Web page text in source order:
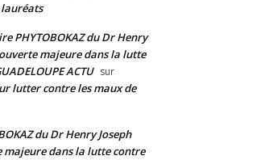
lauréats
PHYTOBOKAZ du Dr Henry
majeure dans la lutte
ACTU sur
lutter contre les maux de
du Dr Henry Joseph
majeure dans la lutte contre